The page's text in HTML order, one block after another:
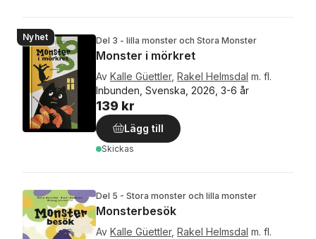
Nyhet Del 3 - lilla monster och Stora Monster
Monster i mörkret
Av Kalle Güettler, Rakel Helmsdal m. fl.
Inbunden, Svenska, 2026, 3-6 år
139 kr
Lägg till
Skickas
Del 5 - Stora monster och lilla monster
Monsterbesök
Av Kalle Güettler, Rakel Helmsdal m. fl.